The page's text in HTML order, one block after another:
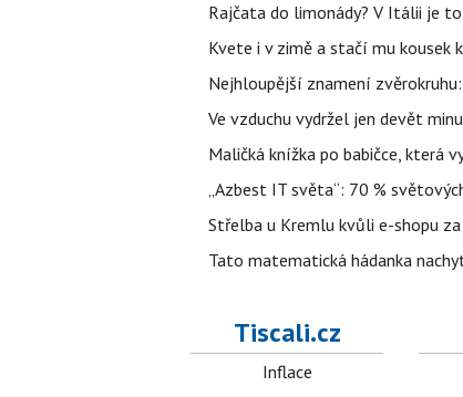
Rajčata do limonády? V Itálii je
Kvete i v zimě a stačí mu kousek
Nejhloupější znamení
Ve vzduchu vydržel jen devět
Maličká knížka po babičce, která
„Azbest IT světa“: 70 %
Střelba u Kremlu kvůli e-shopu
Tato matematická hádanka
Tiscali.cz
Inflace